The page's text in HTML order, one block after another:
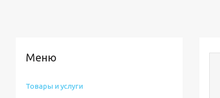
Товары и услуги